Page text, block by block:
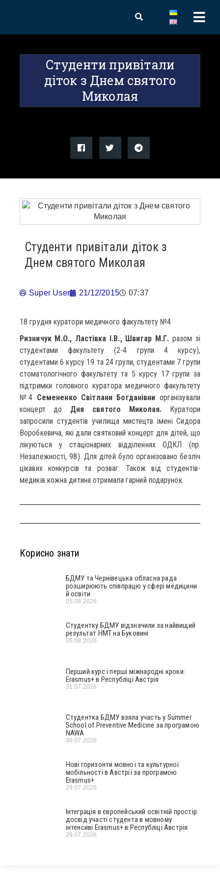
Студенти привітали
діток з Днем святого
Миколая
Студенти привітали діток з
Днем святого Миколая
Super User 21/12/2015 07:37
18 грудня куратори медичного факультету №4
Ризничук М.О., Ластівка І.В., Швигар М.Г.разом зі
студентами факультету (2-4 групи 4 курсу),
студентами 6 курсу 19 та 24 групи, студентами 7 групи
стоматологічного факультету та 5 курсу 17 групи за
підтримки головного куратора медичного факультету
№4 Семененко Світлани Богданівни організували
концерт до Дня святого Миколая. Куратори
запросили студентів училища мистецтв імені Сидора
Воробкевича, які дали святковий концерт для дітей, що
лікуються у стаціонарних відділеннях ОДКЛ (пр.
Незалежності, 98). Для дітей було організовано безліч
цікавих конкурсів та розваг. Також від студентів-
медиків кожна дитина отримала гарний подарунок.
Корисно знати
БДМУ та Чернівецька обласна рада
розширюють співпрацю у сфері медицини
й освіти
05.08.2026
Студентку БДМУ відзначили за найвищий
результат НМТ на Буковині
05.08.2026
Перший курс і перші міжнародні кроки:
Erasmus+ в Республіці Австрія
31.07.2026
Студентка БДМУ взяла участь у Summer
School of Preventive Medicine за програмою
NAWA
30.07.2026
Нові горизонти мовної та культурної
мобільності в Австрії за програмою
Erasmus+
29.07.2026
Інтеграція в європейський освітній простір:
досвід участі студента в мовному
інтенсиві Erasmus+ в Республіці Австрія
29.07.2026